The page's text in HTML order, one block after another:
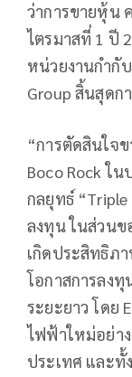
ว่าการขายหุ้น
ไตรมาสที่ 1 ปี
หน่วยงานกำกั
Group สิ้นสุดก
“การตัดสินใจ
Boco Rock ใ
กลยุทธ์
ลงทุน ในส่วนข
เกิดประสิทธิภ
โอกาสการลง
ระยะยาว โดย
ไฟฟ้าใหม่อย่า
ประเทศ และทั้